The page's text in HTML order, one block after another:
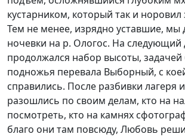
кустарником, который так и норовил
Тем не менее, изрядно уставшие, мы
ночевки на р. Ологос. На следующий
продолжался набор высоты,
подножья перевала Выборный, с
справились. После разбивки лагеря
разошлись по своим делам, кто на
посмотреть, кто на камнях
благо они там повсюду, Любовь